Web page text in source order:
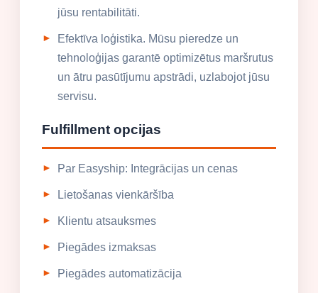
jūsu rentabilitāti.
Efektīva loģistika. Mūsu pieredze un
tehnoloģijas garantē optimizētus maršrutus
un ātru pasūtījumu apstrādi, uzlabojot jūsu
servisu.
Fulfillment opcijas
Par Easyship: Integrācijas un cenas
Lietošanas vienkāršība
Klientu atsauksmes
Piegādes izmaksas
Piegādes automatizācija